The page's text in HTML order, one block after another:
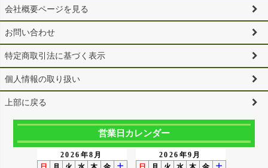
会社概要ページを見る
お問い合わせ
特定商取引法に基づく表示
個人情報の取り扱い
上部に戻る
営業日カレンダー